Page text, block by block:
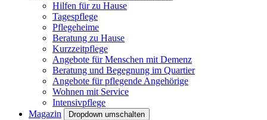
Hilfen für zu Hause
Tagespflege
Pflegeheime
Beratung zu Hause
Kurzzeitpflege
Angebote für Menschen mit Demenz
Beratung und Begegnung im Quartier
Angebote für pflegende Angehörige
Wohnen mit Service
Intensivpflege
Magazin
Dropdown umschalten